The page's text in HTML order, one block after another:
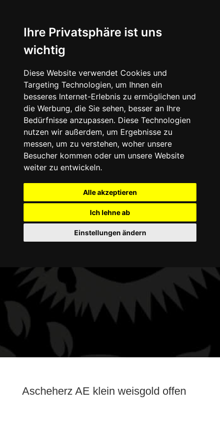
Ihre Privatsphäre ist uns
wichtig
Diese Website verwendet Cookies und
Targeting Technologien, um Ihnen ein
besseres Internet-Erlebnis zu ermöglichen und
die Werbung, die Sie sehen, besser an Ihre
Bedürfnisse anzupassen. Diese Technologien
nutzen wir außerdem, um Ergebnisse zu
messen, um zu verstehen, woher unsere
Besucher kommen oder um unsere Website
weiter zu entwickeln.
Alle akzeptieren
Ich lehne ab
Einstellungen ändern
Seite wählen
Ascheherz AE klein weisgold offen